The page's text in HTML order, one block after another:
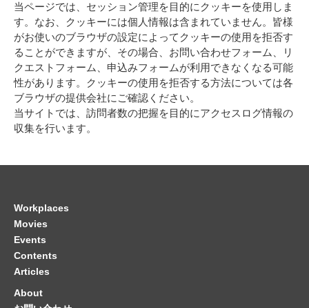
当ページでは、セッション管理を目的にクッキーを使用しま
す。なお、クッキーには個人情報は含まれていません。皆様
がお使いのブラウザの設定によってクッキーの使用を拒否す
ることができますが、その場合、お問い合わせフォーム、リ
クエストフォーム、申込みフォームが利用できなくなる可能
性があります。クッキーの使用を拒否する方法については各
ブラウザの提供会社にご確認ください。
当サイトでは、訪問者数の把握を目的にアクセスログ情報の
収集を行います。
Workplaces
Movies
Events
Contents
Articles
About